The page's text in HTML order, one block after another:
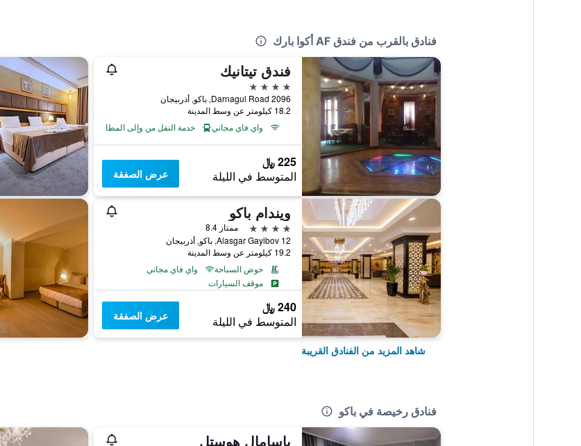
فنادق بالقرب من فندق AF أكوا بارك
فندق تيتانيك
4 نجوم
Darnagul Road 2096, باكو, أذربيجان
18.2 كيلومتر عن وسط المدينة
واي فاي مجاني
خدمة النقل من وإلى المطار
225 ﷼
المتوسط في الليلة عرض الصفقة
ويندام باكو
4 نجوم
ممتاز 8.4
Alasgar Gayibov 12, باكو, أذربيجان
19.2 كيلومتر عن وسط المدينة
حوض السباحة
واي فاي مجاني
موقف السيارات
240 ﷼
المتوسط في الليلة عرض الصفقة
شاهد المزيد من الفنادق القريبة
فنادق رخيصة في باكو
ياسامال هوستل